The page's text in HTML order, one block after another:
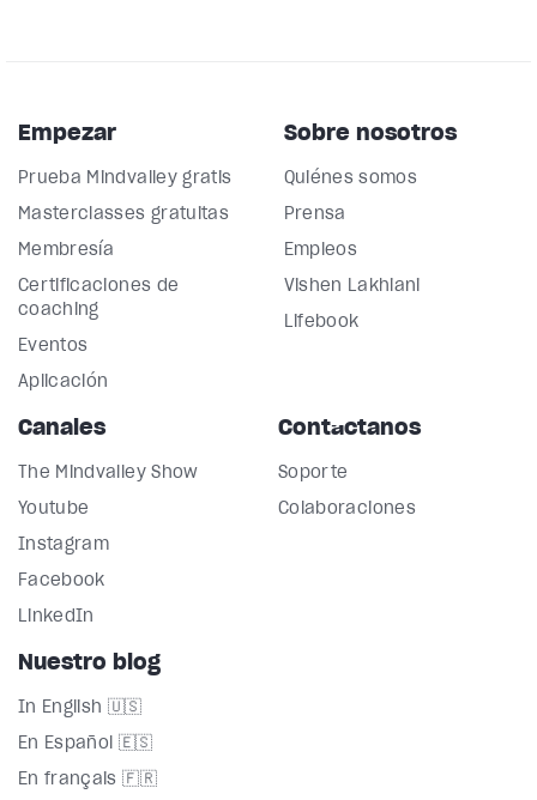
Empezar
Prueba Mindvalley gratis
Masterclasses gratuitas
Membresía
Certificaciones de
coaching
Eventos
Aplicación
Sobre nosotros
Quiénes somos
Prensa
Empleos
Vishen Lakhiani
Lifebook
Canales
The Mindvalley Show
Youtube
Instagram
Facebook
LinkedIn
Contáctanos
Soporte
Colaboraciones
Nuestro blog
In English 🇺🇸
En Español 🇪🇸
En français 🇫🇷